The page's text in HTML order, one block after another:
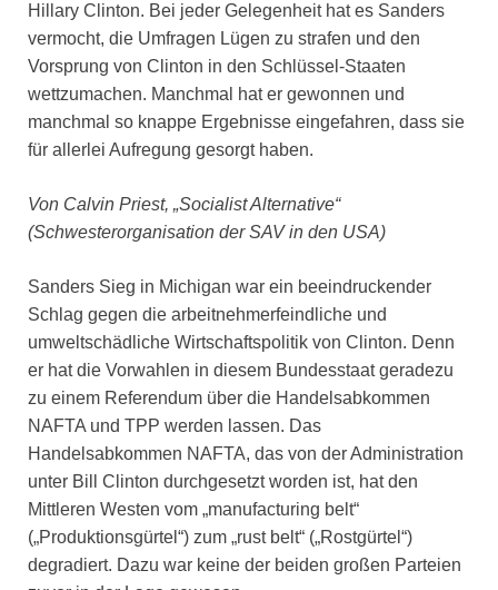
Hillary Clinton. Bei jeder Gelegenheit hat es Sanders
vermocht, die Umfragen Lügen zu strafen und den
Vorsprung von Clinton in den Schlüssel-Staaten
wettzumachen. Manchmal hat er gewonnen und
manchmal so knappe Ergebnisse eingefahren, dass sie
für allerlei Aufregung gesorgt haben.
Von Calvin Priest, „Socialist Alternative“
(Schwesterorganisation der SAV in den USA)
Sanders Sieg in Michigan war ein beeindruckender
Schlag gegen die arbeitnehmerfeindliche und
umweltschädliche Wirtschaftspolitik von Clinton. Denn
er hat die Vorwahlen in diesem Bundesstaat geradezu
zu einem Referendum über die Handelsabkommen
NAFTA und TPP werden lassen. Das
Handelsabkommen NAFTA, das von der Administration
unter Bill Clinton durchgesetzt worden ist, hat den
Mittleren Westen vom „manufacturing belt“
(„Produktionsgürtel“) zum „rust belt“ („Rostgürtel“)
degradiert. Dazu war keine der beiden großen Parteien